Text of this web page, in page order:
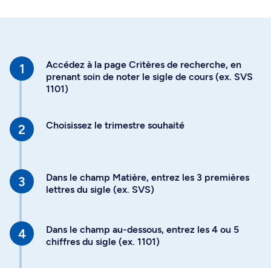
Accédez à la page Critères de recherche, en
prenant soin de noter le sigle de cours (ex. SVS
1101)
Choisissez le trimestre souhaité
Dans le champ Matière, entrez les 3 premières
lettres du sigle (ex. SVS)
Dans le champ au-dessous, entrez les 4 ou 5
chiffres du sigle (ex. 1101)